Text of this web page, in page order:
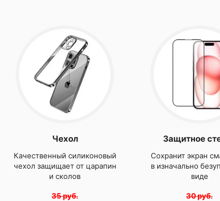
Чехол
Качественный силиконовый
чехол защищает от царапин
и сколов
35 руб.
Защитное
Сохранит экран
в изначально
виде
30 руб.